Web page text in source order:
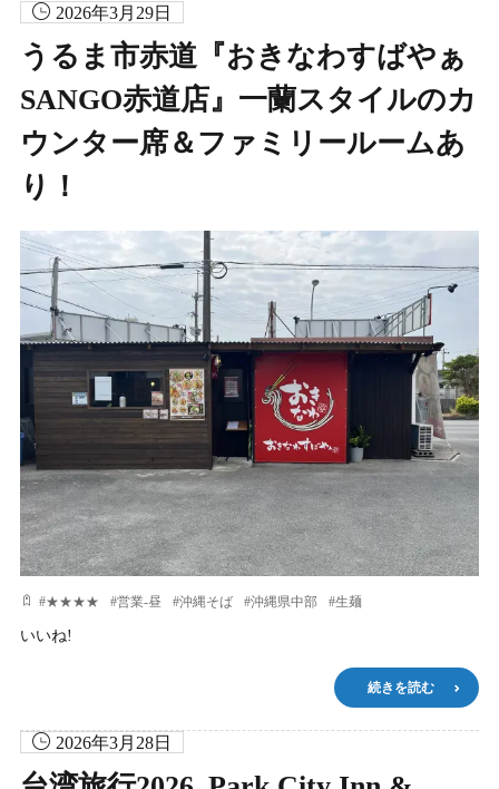
2026年3月29日
うるま市赤道『おきなわすばやぁ
SANGO赤道店』一蘭スタイルのカ
ウンター席＆ファミリールームあ
り！
#★★★★ #営業-昼 #沖縄そば #沖縄県中部 #生麺
いいね!
続きを読む
2026年3月28日